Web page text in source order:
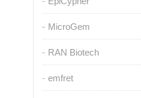
MicroGem
RAN Biotech
emfret